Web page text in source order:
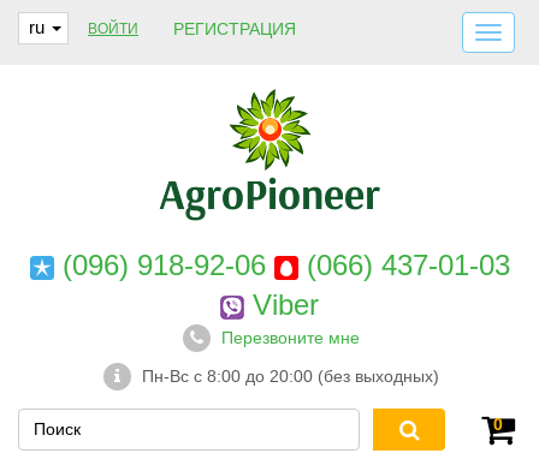
ru ВОЙТИ РЕГИСТРАЦИЯ
ДОСТАВКА И ОПЛАТА
О НАС
ГАРАНТИИ
КОНТАКТЫ
(096) 918-92-06
(066) 437-01-03
Viber
Перезвоните мне
Пн-Вс с 8:00 до 20:00 (без выходных)
0